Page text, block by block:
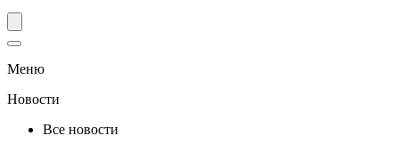
Меню
Новости
Все новости